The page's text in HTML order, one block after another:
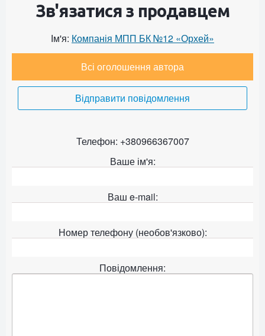
Зв'язатися з продавцем
Ім'я: Компанія МПП БК №12 «Орхей»
Всі оголошення автора
Відправити повідомлення
Телефон: +380966367007
Ваше ім'я:
Ваш e-mail:
Номер телефону (необов'язково):
Повідомлення: